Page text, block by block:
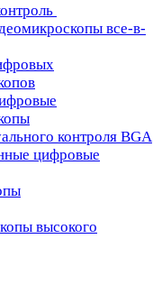
все-в-
контроля BGA
цифровые
высокого